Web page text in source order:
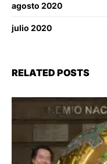
agosto 2020
julio 2020
RELATED POSTS